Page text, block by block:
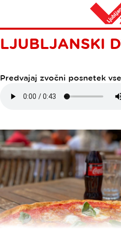
Domov
LJUBLJANSKI
Predvajaj zvočni posnetek